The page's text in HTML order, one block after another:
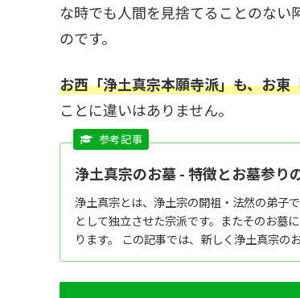
な時でも人間を見捨てることのない
のです。
お西「浄土真宗本願寺派」も、お東
ことに違いはありません。
浄土真宗のお墓 - 特徴とお墓参り
浄土真宗とは、浄土宗の開祖・法然の弟子
として独立させた宗派です。またそのお墓
ります。 この記事では、新しく浄土真宗の
のお墓の特徴、お墓を建てた際の供養、お